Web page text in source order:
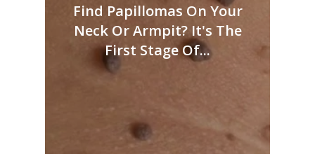
Find Papillomas On Your
Neck Or Armpit? It's The
First Stage Of...